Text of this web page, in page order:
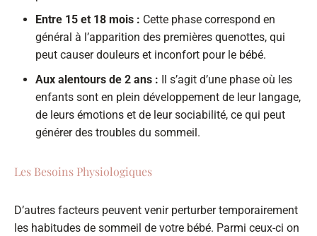
Entre 15 et 18 mois : Cette phase correspond en
général à l’apparition des premières quenottes, qui
peut causer douleurs et inconfort pour le bébé.
Aux alentours de 2 ans : Il s’agit d’une phase où les
enfants sont en plein développement de leur langage,
de leurs émotions et de leur sociabilité, ce qui peut
générer des troubles du sommeil.
Les Besoins Physiologiques
D’autres facteurs peuvent venir perturber temporairement
les habitudes de sommeil de votre bébé. Parmi ceux-ci on